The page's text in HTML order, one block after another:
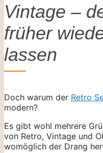
Vintage –
früher
lassen
Doch warum der Retro
modern?
Es gibt wohl mehrere
von Retro, Vintage und
womöglich der Drang